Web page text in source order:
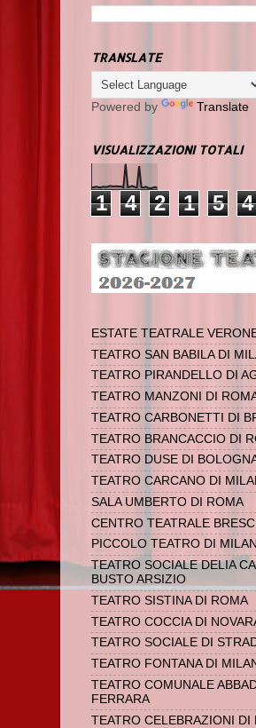
TRANSLATE
Powered by Translate
VISUALIZZAZIONI TOTALI
1 4 2 1 5 4
ESTATE TEATRALE
TEATRO SAN BABILA DI
TEATRO PIRANDELLO DI
TEATRO MANZONI DI
TEATRO CARBONETTI DI
TEATRO BRANCACCIO DI
TEATRO DUSE DI
TEATRO CARCANO DI
SALA UMBERTO DI ROMA
CENTRO TEATRALE
PICCOLO TEATRO DI
TEATRO SOCIALE DELIA
BUSTO ARSIZIO
TEATRO SISTINA DI ROMA
TEATRO COCCIA DI
TEATRO SOCIALE DI
TEATRO FONTANA DI
TEATRO COMUNALE
FERRARA
TEATRO CELEBRAZIONI DI